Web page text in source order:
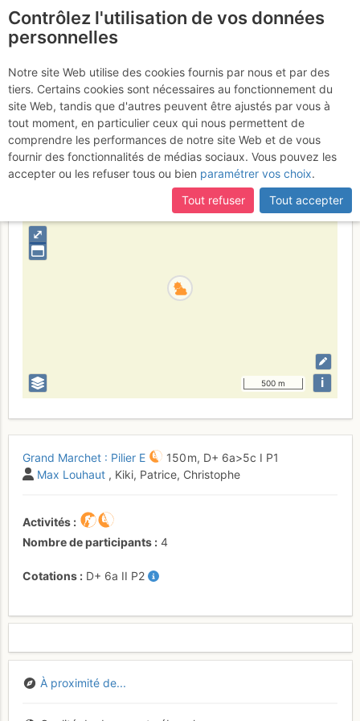
Le Grand Marchet :
Pilier E
Mercredi 19 juillet 2017
France Savoie Vanoise
⤢
500 m i
Grand Marchet : Pilier E 150 m, D+ 6a>5c I P1
Max Louhaut , Kiki, Patrice, Christophe
Activités
Nombre de participants
4
Cotations D+ 6a II P2
À proximité de...
Contrôlez l'utilisation de vos données
personnelles
Notre site Web utilise des cookies fournis par nous et par des
tiers. Certains cookies sont nécessaires au fonctionnement du
site Web, tandis que d'autres peuvent être ajustés par vous à
tout moment, en particulier ceux qui nous permettent de
comprendre les performances de notre site Web et de vous
fournir des fonctionnalités de médias sociaux. Vous pouvez les
accepter ou les refuser tous ou bien paramétrer vos choix.
Tout refuser
Tout accepter